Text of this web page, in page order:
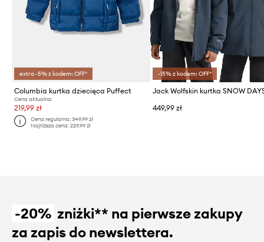
extra -5% z kodem: OFF*
Columbia kurtka dziecięca Puffect
Cena aktualna:
219,99 zł
Cena regularna:349,99 zł
Najniższa cena:229,99 zł
-15% z kodem: OFF*
449,99 zł
-20% zniżki** na pierwsze zakupy
za zapis do newslettera.